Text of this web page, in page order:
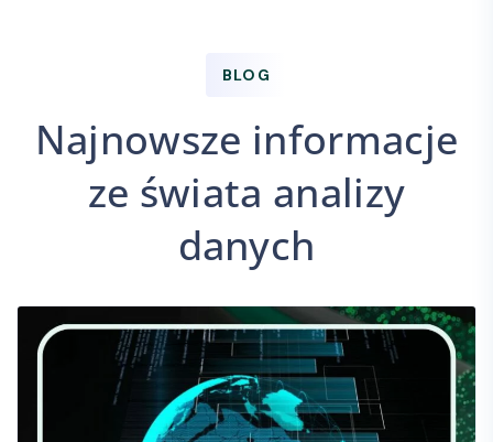
BLOG
Najnowsze informacje
ze świata analizy
danych